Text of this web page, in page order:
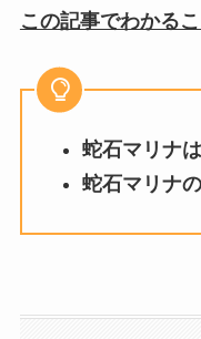
この記事でわかるこ
蛇石マリナ
蛇石マリナ